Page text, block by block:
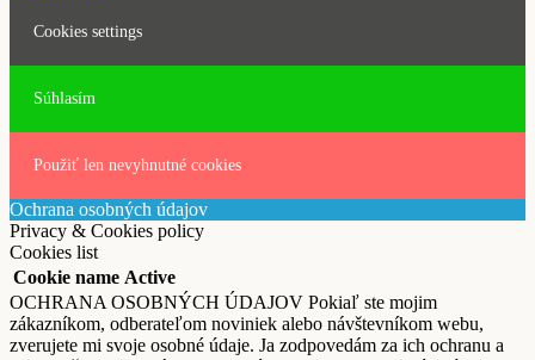
Cookies settings
Súhlasím
Použiť len nevyhnutné cookies
Ochrana osobných údajov
Privacy & Cookies policy
Cookies list
Cookie name Active
OCHRANA OSOBNÝCH ÚDAJOV Pokiaľ ste mojim
zákazníkom, odberateľom noviniek alebo návštevníkom webu,
zverujete mi svoje osobné údaje. Ja zodpovedám za ich ochranu a